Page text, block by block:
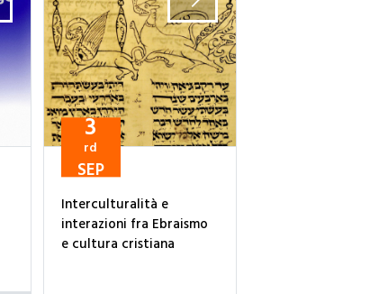
3
rd
SEP
Interculturalità e
interazioni fra Ebraismo
e cultura cristiana